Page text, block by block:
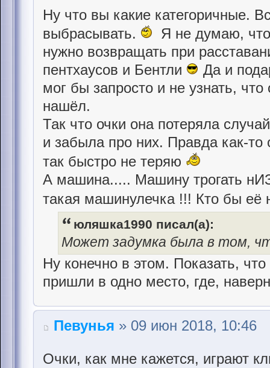
Ну что вы какие категоричные.
выбрасывать.
Я не думаю,
нужно возвращать при
пентхаусов и Бентли
Да и
мог бы запросто и не узнать,
нашёл.
Так что очки она потеряла
и забыла про них. Правда как-
так быстро не теряю
А машина..... Машину трогать
такая машинулечка !!! Кто бы её
юляшка1990 писал(а):
Может задумка была в том,
Ну конечно в этом. Показать,
пришли в одно место, где,
Певунья » 09 июн 2018, 10:46
Очки, как мне кажется, играют